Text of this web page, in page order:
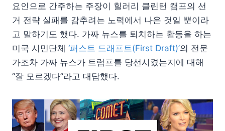
요인으로 간주하는 주장이 힐러리 클린턴 캠프의 선
거 전략 실패를 감추려는 노력에서 나온 것일 뿐이라
고 말하기도 했다. 가짜 뉴스를 퇴치하는 활동을 하는
미국 시민단체 ‘퍼스트 드래프트(First Draft)’의 전문
가조차 가짜 뉴스가 트럼프를 당선시켰는지에 대해
“잘 모르겠다”라고 대답했다.